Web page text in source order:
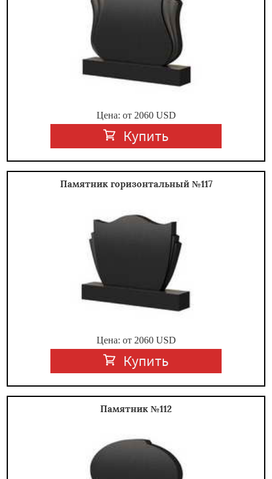
Цена: от 2060USD
Купить
Памятник горизонтальный №117
Цена: от 2060USD
Купить
Памятник №112